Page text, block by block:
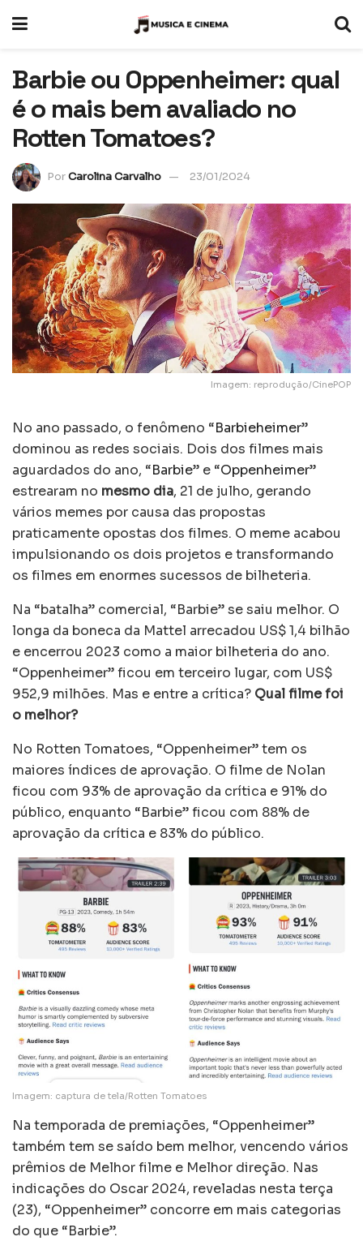
Barbie ou Oppenheimer: qual
é o mais bem avaliado no
Rotten Tomatoes?
PorCarolina Carvalho 23/01/2024
Imagem: reprodução/CinePOP
No ano passado, o fenômeno “Barbieheimer”
dominou as redes sociais. Dois dos filmes mais
aguardados do ano, “Barbie” e “Oppenheimer”
estrearam no mesmo dia, 21 de julho, gerando
vários memes por causa das propostas
praticamente opostas dos filmes. O meme acabou
impulsionando os dois projetos e transformando
os filmes em enormes sucessos de bilheteria.
Na “batalha” comercial, “Barbie” se saiu melhor. O
longa da boneca da Mattel arrecadou US$ 1,4 bilhão
e encerrou 2023 como a maior bilheteria do ano.
“Oppenheimer” ficou em terceiro lugar, com US$
952,9 milhões. Mas e entre a crítica? Qual filme foi
o melhor?
No Rotten Tomatoes, “Oppenheimer” tem os
maiores índices de aprovação. O filme de Nolan
ficou com 93% de aprovação da crítica e 91% do
público, enquanto “Barbie” ficou com 88% de
aprovação da crítica e 83% do público.
Imagem: captura de tela/Rotten Tomatoes
Na temporada de premiações, “Oppenheimer”
também tem se saído bem melhor, vencendo vários
prêmios de Melhor filme e Melhor direção. Nas
indicações do Oscar 2024, reveladas nesta terça
(23), “Oppenheimer” concorre em mais categorias
do que “Barbie”.